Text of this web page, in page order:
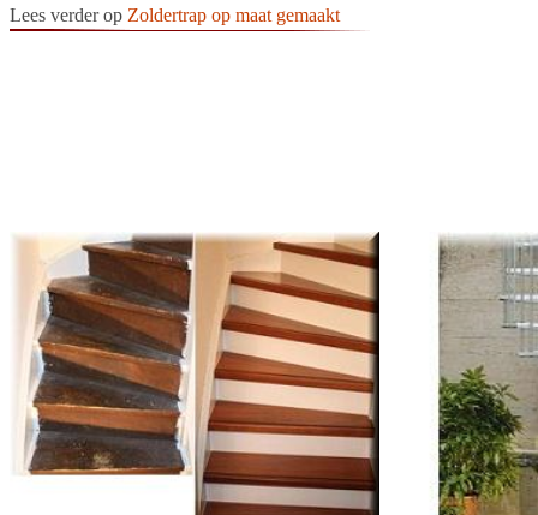
Lees verder op Zoldertrap op maat gemaakt